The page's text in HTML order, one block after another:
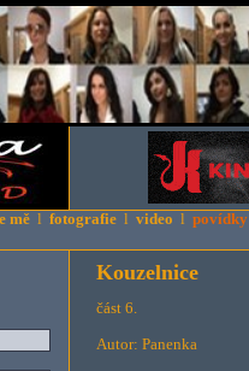
mě l fotografie l video l povídky
Kouzelnice
část 6.
Autor: Panenka